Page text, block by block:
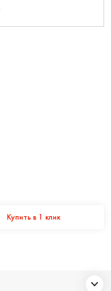
Купить в 1 клик